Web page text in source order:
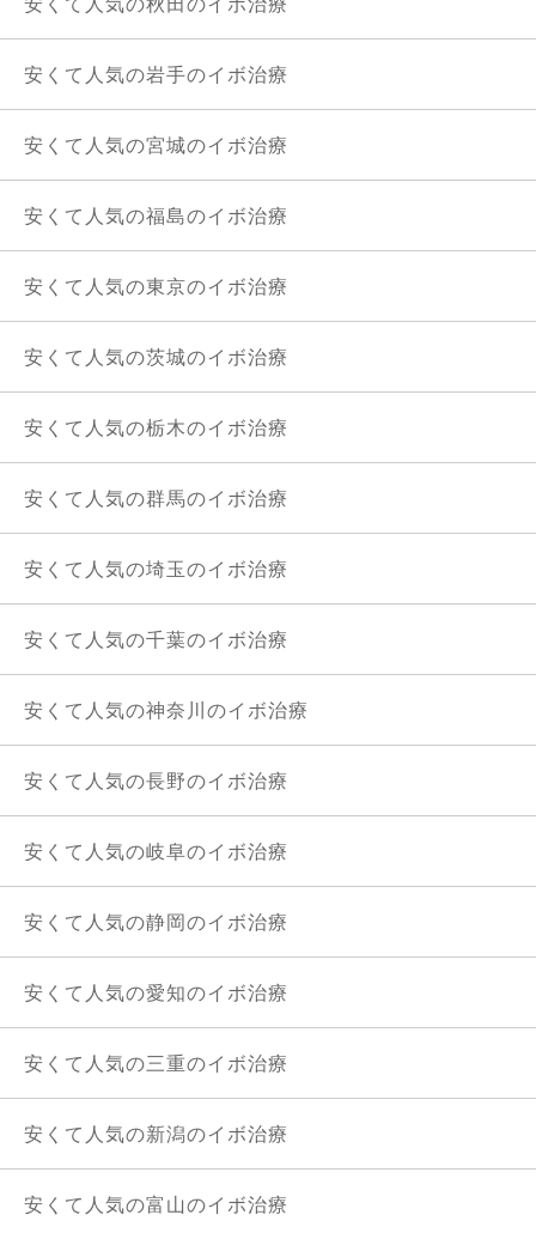
安くて人気の岩手のイボ治療
安くて人気の宮城のイボ治療
安くて人気の福島のイボ治療
安くて人気の東京のイボ治療
安くて人気の茨城のイボ治療
安くて人気の栃木のイボ治療
安くて人気の群馬のイボ治療
安くて人気の埼玉のイボ治療
安くて人気の千葉のイボ治療
安くて人気の神奈川のイボ治療
安くて人気の長野のイボ治療
安くて人気の岐阜のイボ治療
安くて人気の静岡のイボ治療
安くて人気の愛知のイボ治療
安くて人気の三重のイボ治療
安くて人気の新潟のイボ治療
安くて人気の富山のイボ治療